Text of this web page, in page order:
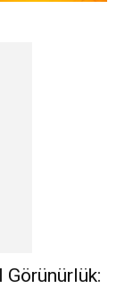
Görünürlük: